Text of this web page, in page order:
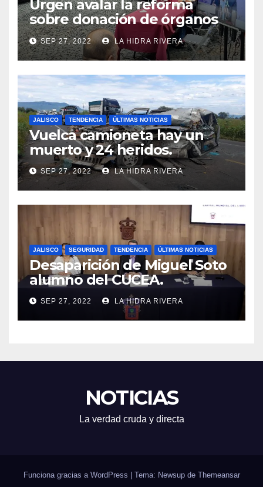
Urgen avalar la reforma
sobre donación de órganos
en Jalisco.
SEP 27, 2022 LA HIDRA RIVERA
JALISCO TENDENCIA ÚLTIMAS NOTICIAS
Vuelca camioneta hay un
muerto y 24 heridos.
SEP 27, 2022 LA HIDRA RIVERA
JALISCO SEGURIDAD TENDENCIA ÚLTIMAS NOTICIAS
Desaparición de Miguel Soto
alumno del CUCEA.
SEP 27, 2022 LA HIDRA RIVERA
NOTICIAS
La verdad cruda y directa
Funciona gracias a WordPress Tema: Newsup de Themeansar